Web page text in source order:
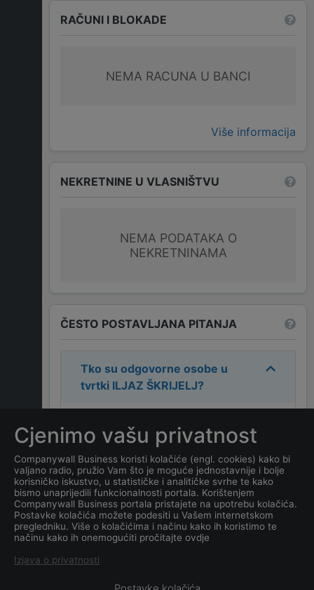
RAČUNI I BLOKADE
NEMA RACUNA U BANCI
Više informacija
NEKRETNINE U VLASNIŠTVU
NEMA PODATAKA O
NEKRETNINAMA
ČESTO POSTAVLJANA PITANJA
Tko su odgovorne osobe u
tvrtki ILJAZ ŠKRIJELJ?
ŠKRIJELJ.
Koja je adresa tvrtke ILJAZ
ŠKRIJELJ?
Koji je datum osnivanja
tvrtkeILJAZ ŠKRIJELJ?
Cjenimo vašu privatnost
Companywall Business koristi kolačiće (engl. cookies) kako bi
valjano radio, pružio Vam što je moguće jednostavnije i bolje
korisničko iskustvo, u statističke i analitičke svrhe te kako
bismo unaprijedili funkcionalnosti portala. Korištenjem
Companywall Business portala pristajete na upotrebu kolačića.
Postavke kolačića možete podesiti u Vašem internetskom
pregledniku. Više o kolačićima i načinu kako ih koristimo te
načinu kako ih onemogućiti pročitajte ovdje
Izjava o privatnosti